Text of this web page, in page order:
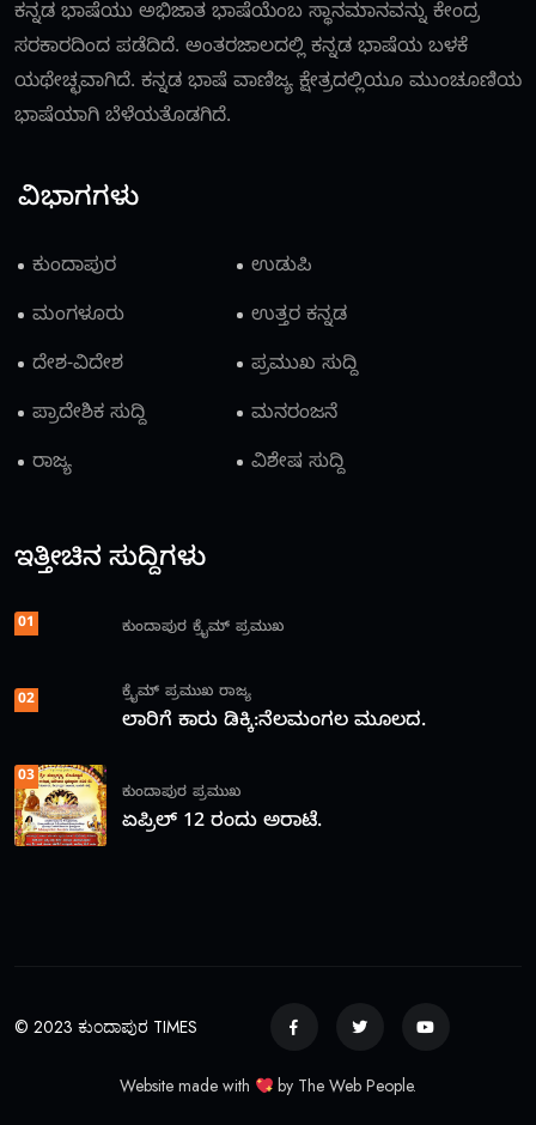
ಕನ್ನಡ ಭಾಷೆಯು ಅಭಿಜಾತ ಭಾಷೆಯೆಂಬ ಸ್ಥಾನಮಾನವನ್ನು ಕೇಂದ್ರ
ಸರಕಾರದಿಂದ ಪಡೆದಿದೆ. ಅಂತರಜಾಲದಲ್ಲಿ ಕನ್ನಡ ಭಾಷೆಯ ಬಳಕೆ
ಯಥೇಚ್ಛವಾಗಿದೆ. ಕನ್ನಡ ಭಾಷೆ ವಾಣಿಜ್ಯ ಕ್ಷೇತ್ರದಲ್ಲಿಯೂ ಮುಂಚೂಣಿಯ
ಭಾಷೆಯಾಗಿ ಬೆಳೆಯತೊಡಗಿದೆ.
ವಿಭಾಗಗಳು
ಕುಂದಾಪುರ
ಉಡುಪಿ
ಮಂಗಳೂರು
ಉತ್ತರ ಕನ್ನಡ
ದೇಶ-ವಿದೇಶ
ಪ್ರಮುಖ ಸುದ್ದಿ
ಪ್ರಾದೇಶಿಕ ಸುದ್ದಿ
ಮನರಂಜನೆ
ರಾಜ್ಯ
ವಿಶೇಷ ಸುದ್ದಿ
ಇತ್ತೀಚಿನ ಸುದ್ದಿಗಳು
01 ಕುಂದಾಪುರ ಕ್ರೈಮ್ ಪ್ರಮುಖ
02 ಕ್ರೈಮ್ ಪ್ರಮುಖ ರಾಜ್ಯ
ಲಾರಿಗೆ ಕಾರು ಡಿಕ್ಕಿ:ನೆಲಮಂಗಲ ಮೂಲದ.
03
ಕುಂದಾಪುರ ಪ್ರಮುಖ
ಏಪ್ರಿಲ್ 12 ರಂದು ಅರಾಟೆ.
© 2023 ಕುಂದಾಪುರ TIMES
Website made with by The Web People.